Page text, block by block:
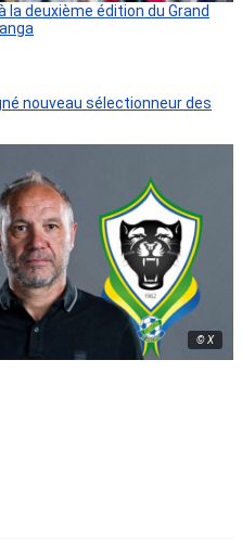
la deuxième édition du Grand
nouveau sélectionneur des
© X